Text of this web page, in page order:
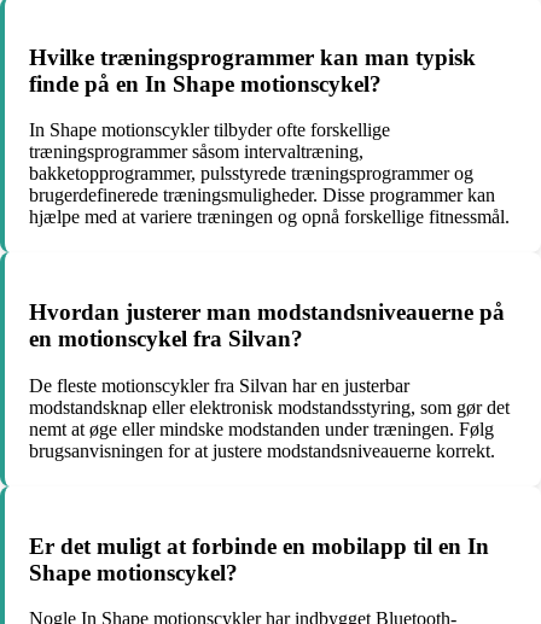
Hvilke træningsprogrammer kan man typisk
finde på en In Shape motionscykel?
In Shape motionscykler tilbyder ofte forskellige
træningsprogrammer såsom intervaltræning,
bakketopprogrammer, pulsstyrede træningsprogrammer og
brugerdefinerede træningsmuligheder. Disse programmer kan
hjælpe med at variere træningen og opnå forskellige fitnessmål.
Hvordan justerer man modstandsniveauerne på
en motionscykel fra Silvan?
De fleste motionscykler fra Silvan har en justerbar
modstandsknap eller elektronisk modstandsstyring, som gør det
nemt at øge eller mindske modstanden under træningen. Følg
brugsanvisningen for at justere modstandsniveauerne korrekt.
Er det muligt at forbinde en mobilapp til en In
Shape motionscykel?
Nogle In Shape motionscykler har indbygget Bluetooth-